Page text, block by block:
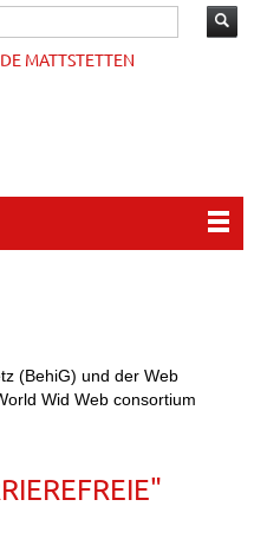
MATTSTETTEN
(BehiG) und der Web
Wid Web consortium